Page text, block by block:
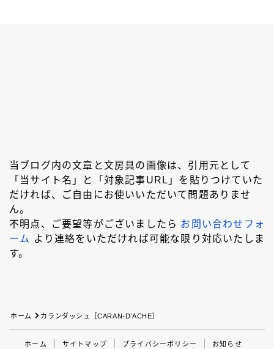
カランダッシュ［CARAN-D'ACHE］
カヴェコ［Kaweco］ ガラスペン
サポートグッズ シャープペン ジェットストリーム
ペリカン［Pelikan］ ボールペン
当ブログ内の文章と文房具の画像は、引用元として
「当サイト名」と「対象記事URL」を貼りつけていた
だければ、ご自由にお使いいただいて問題ありませ
ん。
不明点、ご要望等がございましたら お問い合わせフォ
ーム より連絡をいただければ可能な限り対応いたしま
す。
ホーム カランダッシュ［CARAN-D’ACHE］
ホーム サイトマップ プライバシーポリシー お知らせ